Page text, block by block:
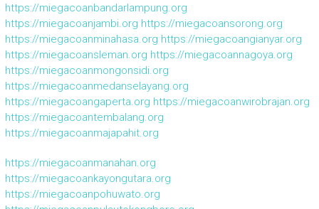
https://miegacoanbandarlampung.org
https://miegacoanjambi.org https://miegacoansorong.org
https://miegacoanminahasa.org https://miegacoangianyar.org
https://miegacoansleman.org https://miegacoannagoya.org
https://miegacoanmongonsidi.org
https://miegacoanmedanselayang.org
https://miegacoangaperta.org https://miegacoanwirobrajan.org
https://miegacoantembalang.org
https://miegacoanmajapahit.org
https://miegacoanmanahan.org
https://miegacoankayongutara.org
https://miegacoanpohuwato.org